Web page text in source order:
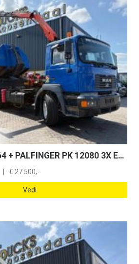
MAN F2000 28.364 + PALFINGER PK 12080 3X EXT + manual + Euro 2 + 6X2 + HOOK ARM SYSTEM + STEERING/LIFT SHAFT + REMOTE
€ 27.500,-
Vedi